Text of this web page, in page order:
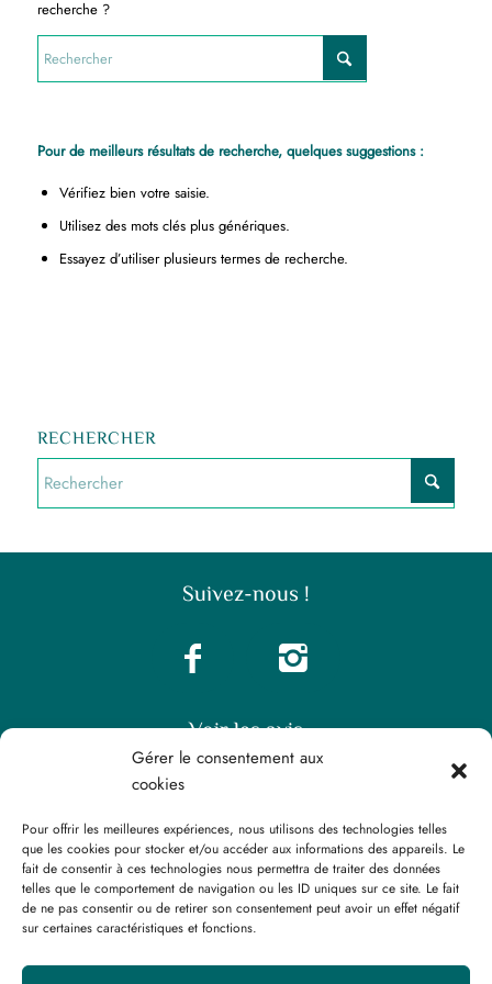
Gérer le consentement aux
cookies
Pour offrir les meilleures expériences, nous utilisons des technologies telles
que les cookies pour stocker et/ou accéder aux informations des appareils. Le
fait de consentir à ces technologies nous permettra de traiter des données
telles que le comportement de navigation ou les ID uniques sur ce site. Le fait
de ne pas consentir ou de retirer son consentement peut avoir un effet négatif
sur certaines caractéristiques et fonctions.
recherche ?
Pour de meilleurs résultats de recherche, quelques suggestions :
Vérifiez bien votre saisie.
Utilisez des mots clés plus génériques.
Essayez d’utiliser plusieurs termes de recherche.
RECHERCHER
Suivez-nous !
Voir les avis
Fiches analyses Système de notation “Expert”